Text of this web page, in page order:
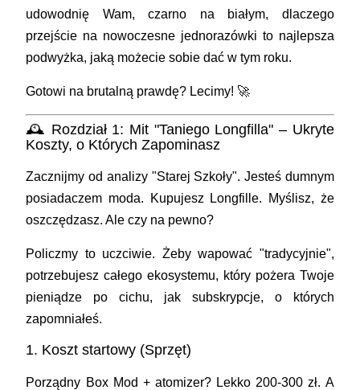
udowodnię Wam, czarno na białym, dlaczego
przejście na nowoczesne jednorazówki to najlepsza
podwyżka, jaką możecie sobie dać w tym roku.
Gotowi na brutalną prawdę? Lecimy! 🚀
🕰️ Rozdział 1: Mit "Taniego Longfilla" – Ukryte
Koszty, o Których Zapominasz
Zacznijmy od analizy "Starej Szkoły". Jesteś dumnym
posiadaczem moda. Kupujesz Longfille. Myślisz, że
oszczędzasz. Ale czy na pewno?
Policzmy to uczciwie. Żeby wapować "tradycyjnie",
potrzebujesz całego ekosystemu, który pożera Twoje
pieniądze po cichu, jak subskrypcje, o których
zapomniałeś.
1. Koszt startowy (Sprzęt)
Porządny Box Mod + atomizer? Lekko 200-300 zł. A